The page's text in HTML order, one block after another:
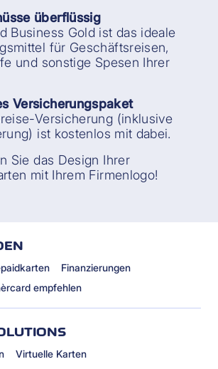
überflüssig
Business Gold ist das ideale
für Geschäftsreisen,
und sonstige Spesen Ihrer
Versicherungspaket
Versicherung (inklusive
ist kostenlos mit dabei.
Sie das Design Ihrer
mit Ihrem Firmenlogo!
Finanzierungen
empfehlen
Virtuelle Karten